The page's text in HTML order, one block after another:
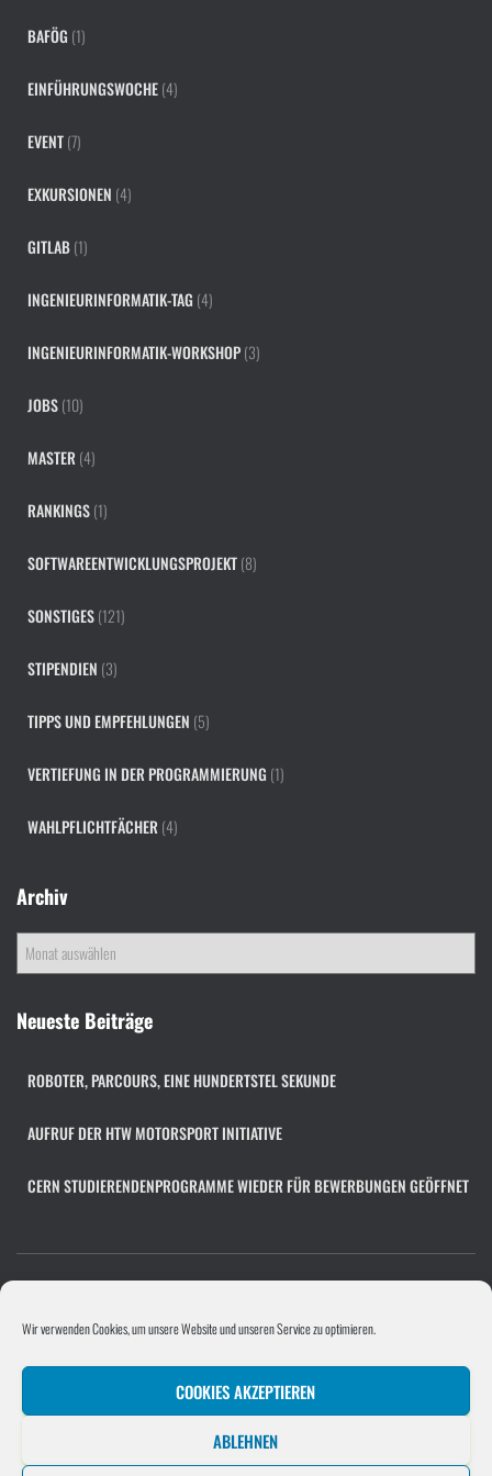
Wir verwenden Cookies, um unsere Website und unseren Service zu optimieren.
COOKIES AKZEPTIEREN
ABLEHNEN
BAFÖG (1)
EINFÜHRUNGSWOCHE(4)
EVENT(7)
EXKURSIONEN (4)
GITLAB(1)
INGENIEURINFORMATIK-TAG (4)
INGENIEURINFORMATIK-WORKSHOP(3)
JOBS(10)
MASTER (4)
RANKINGS(1)
SOFTWAREENTWICKLUNGSPROJEKT(8)
SONSTIGES(121)
STIPENDIEN (3)
TIPPS UND EMPFEHLUNGEN (5)
VERTIEFUNG IN DER PROGRAMMIERUNG (1)
WAHLPFLICHTFÄCHER (4)
Archiv
h
Neueste Beiträge
ROBOTER, PARCOURS, EINE HUNDERTSTEL SEKUNDE
AUFRUF DER HTW MOTORSPORT INITIATIVE
CERN STUDIERENDENPROGRAMME WIEDER FÜR BEWERBUNGEN GEÖFFNET
UNTERNEHMEN